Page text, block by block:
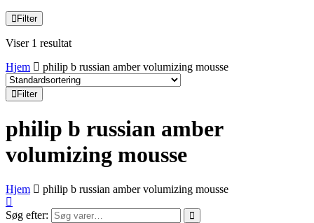
Filter
Viser 1 resultat
Hjem
philip b russian amber volumizing mousse
Filter
philip b russian amber
volumizing mousse
Hjem philip b russian amber volumizing mousse
Søg efter: